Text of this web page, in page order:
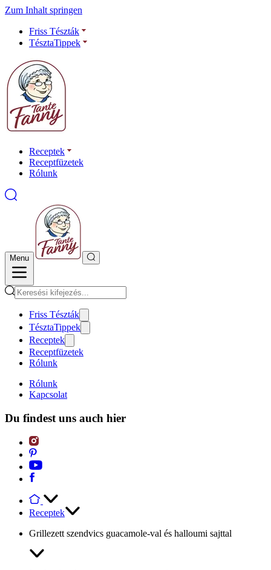
Zum Inhalt springen
Friss Tészták
TésztaTippek
Receptek
Receptfüzetek
Rólunk
Menu
Friss Tészták
TésztaTippek
Receptek
Receptfüzetek
Rólunk
Rólunk
Kapcsolat
Du findest uns auch hier
Receptek
Grillezett szendvics guacamole-val és halloumi sajttal